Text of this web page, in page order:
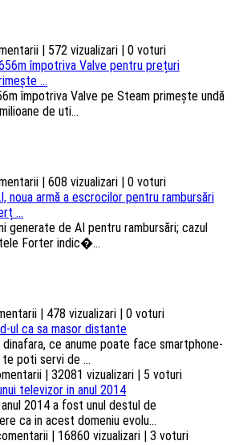
| 572 vizualizari | 0 voturi
împotriva Valve pentru prețuri
...
împotriva Valve pe Steam primește undă
de uti...
| 608 vizualizari | 0 voturi
noua armă a escrocilor pentru rambursări
...
generate de AI pentru rambursări; cazul
Forter indic�...
| 478 vizualizari | 0 voturi
ul ca sa masor distante
ce anume poate face smartphone-
poti servi de ...
| 32081 vizualizari | 5 voturi
televizor in anul 2014
2014 a fost unul destul de
ca in acest domeniu evolu...
| 16860 vizualizari | 3 voturi